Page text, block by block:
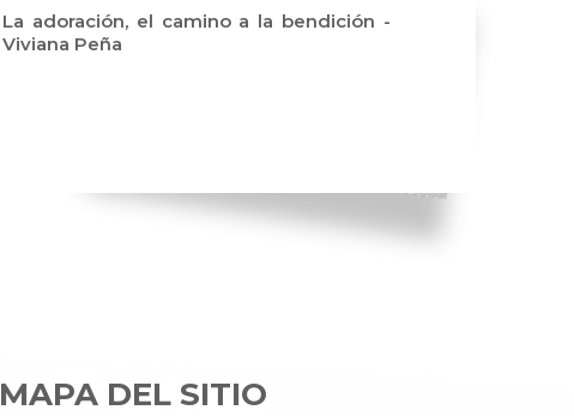
La adoración, el camino a la bendición -
Viviana Peña
MAPA DEL SITIO